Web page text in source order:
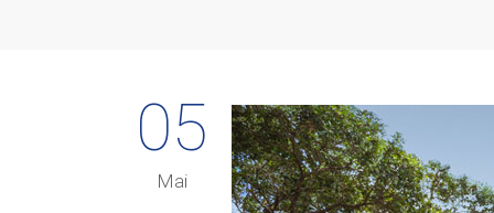
05
Mai